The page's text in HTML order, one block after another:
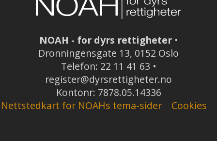
NOAH - for dyrs rettigheter•
Dronningensgate 13, 0152 Oslo
Telefon: 22 11 41 63 •
register@dyrsrettigheter.no
Kontonr: 7878.05.14336
Nettstedkart for NOAHs tema-sider
Cookies